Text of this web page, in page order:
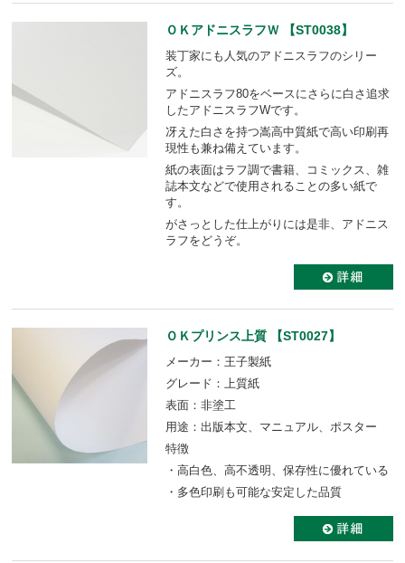
ＯＫアドニスラフＷ 【ST0038】
装丁家にも人気のアドニスラフのシリー
ズ。
アドニスラフ80をベースにさらに白さ追求
したアドニスラフWです。
冴えた白さを持つ嵩高中質紙で高い印刷再
現性も兼ね備えています。
紙の表面はラフ調で書籍、コミックス、雑
誌本文などで使用されることの多い紙で
す。
がさっとした仕上がりには是非、アドニス
ラフをどうぞ。
ＯＫプリンス上質 【ST0027】
メーカー：王子製紙
グレード：上質紙
表面：非塗工
用途：出版本文、マニュアル、ポスター
特徴
・高白色、高不透明、保存性に優れている
・多色印刷も可能な安定した品質